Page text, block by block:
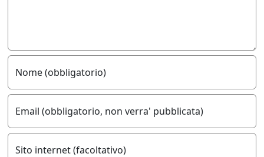
Nome (obbligatorio)
Email (obbligatorio, non verra' pubblicata)
Sito internet (facoltativo)